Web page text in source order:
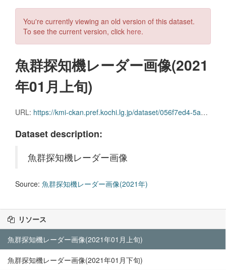
You're currently viewing an old version of this dataset.
To see the current version, click here.
魚群探知機レーダー画像(2021
年01月上旬)
URL: https://kmi-ckan.pref.kochi.lg.jp/dataset/056f7ed4-5a07-486a-8b65-ec28e5eeb0b5/resource/035ed1d8-a913-4234-a67b-ad1dc581f95f/download/gyoguntanchikireedaagazou2021nen01-joujun.zip
Dataset description:
魚群探知機レーダー画像
Source: 魚群探知機レーダー画像(2021年)
リソース
魚群探知機レーダー画像(2021年01月上旬)
魚群探知機レーダー画像(2021年01月下旬)